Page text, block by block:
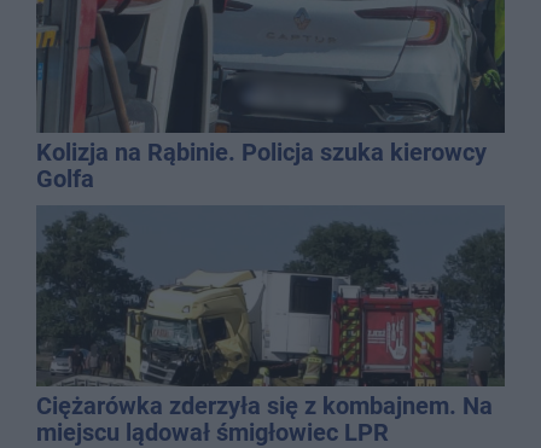
Kolizja na Rąbinie. Policja szuka kierowcy
Golfa
Ciężarówka zderzyła się z kombajnem. Na
miejscu lądował śmigłowiec LPR